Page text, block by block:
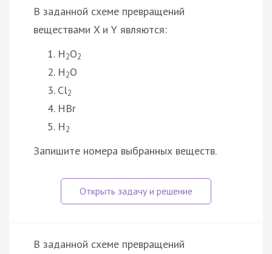
В заданной схеме превращений
веществами X и Y являются:
H2O2
H2O
Cl2
HBr
H2
Запишите номера выбранных веществ.
В заданной схеме превращений